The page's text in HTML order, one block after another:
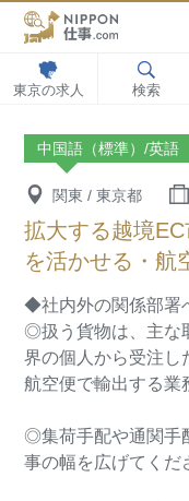
東京の求人 検索
中国語（標準）/英語
関東 / 東京都
拡大する越境
を活かせる・航
◆社内外の関係部
◎扱う貨物は、主な
界の個人から受注し
航空便で輸出する業
◎集荷手配や通関手
事の幅を広げてくだ